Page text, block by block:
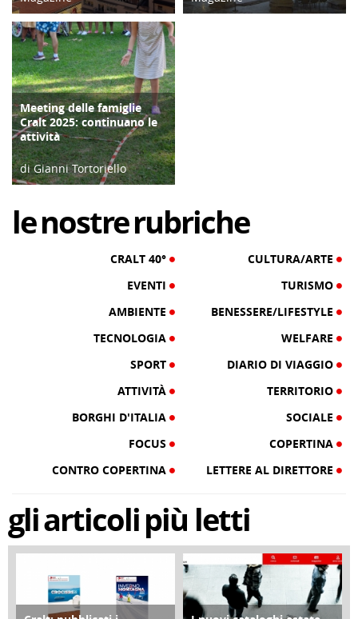
26/04/25
COPERTINA
Meeting delle famiglie
Cralt 2025: continuano le
attività
di Gianni Tortoriello
lenostrerubriche
CRALT 40°
CULTURA/ARTE
EVENTI
TURISMO
AMBIENTE
BENESSERE/LIFESTYLE
TECNOLOGIA
WELFARE
SPORT
DIARIO DI VIAGGIO
ATTIVITÀ
TERRITORIO
BORGHI D'ITALIA
SOCIALE
FOCUS
COPERTINA
CONTRO COPERTINA
LETTERE AL DIRETTORE
gliarticolipiù letti